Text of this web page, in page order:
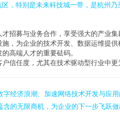
，特别是未来科技城一带，是杭州
招募与业务合作，享受强大的产业集
，为企业的技术开发、数据运维提供
高端人才的重要砝码。
信任度，尤其在技术驱动型行业中更
经济浪潮、加速网络技术开发与应
的无限商机，为企业的下一步飞跃做